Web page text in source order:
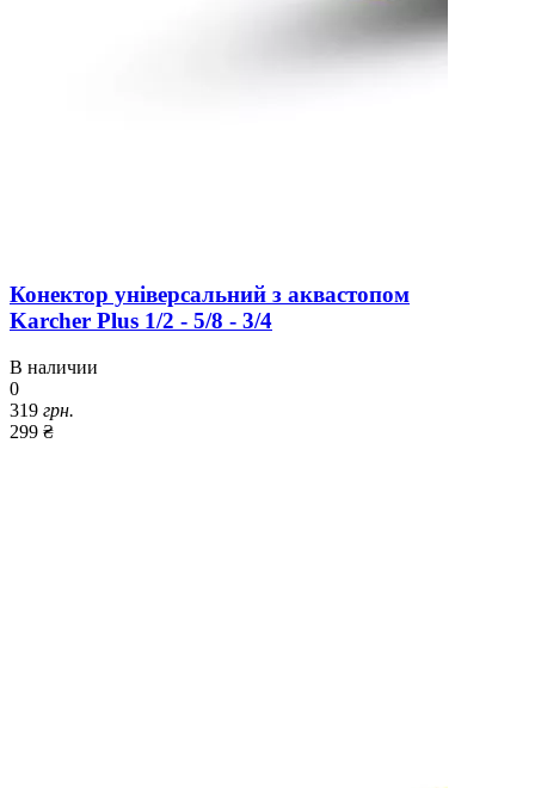
Конектор універсальний з аквастопом
Karcher Plus 1/2 - 5/8 - 3/4
В наличии
0
319 грн.
299 ₴